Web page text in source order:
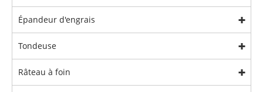
Épandeur d'engrais
Tondeuse
Râteau à foin